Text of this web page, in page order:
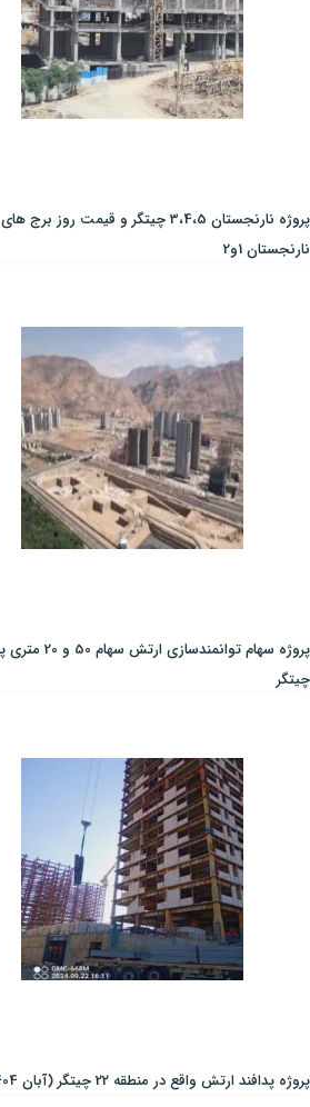
پروژه نارنجستان 3،4،5 چیتگر و قیمت روز برج های
نارنجستان 1و2
چیتگر
پروژه پدافند ارتش واقع در منطقه 22 چیتگر (آبان 1404)